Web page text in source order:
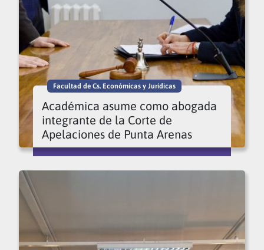
Facultad de Cs. Económicas y Jurídicas
Académica asume como abogada
integrante de la Corte de
Apelaciones de Punta Arenas